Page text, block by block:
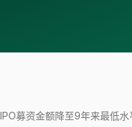
募资金额降至9年来最低水